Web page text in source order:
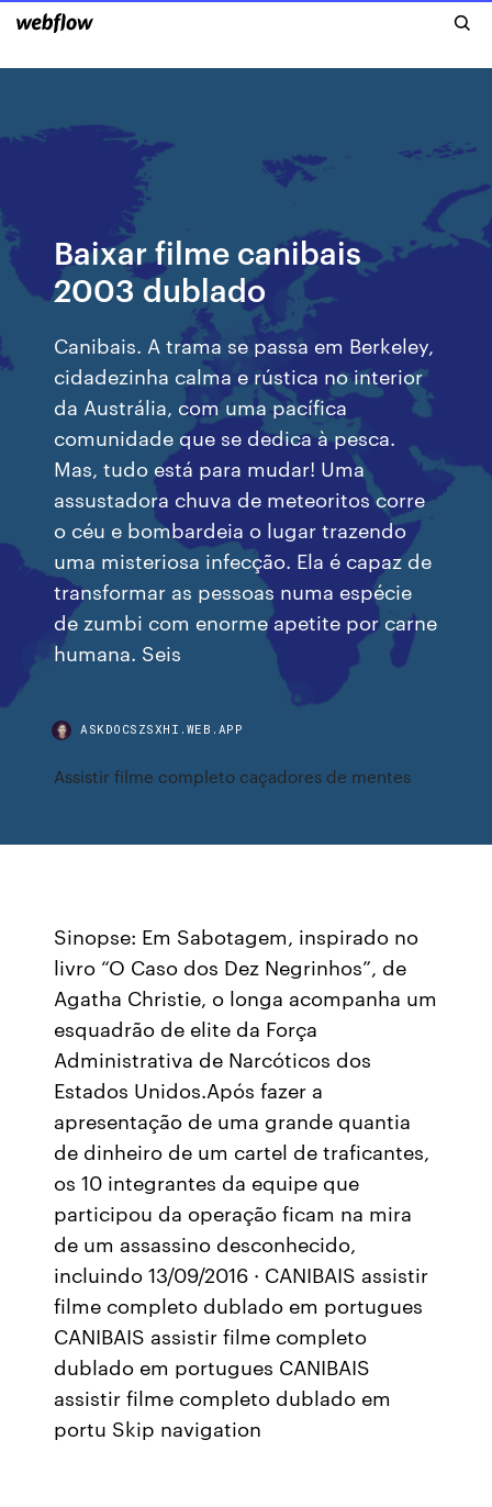
Baixar filme canibais
2003 dublado
Canibais. A trama se passa em Berkeley,
cidadezinha calma e rústica no interior
da Austrália, com uma pacífica
comunidade que se dedica à pesca.
Mas, tudo está para mudar! Uma
assustadora chuva de meteoritos corre
o céu e bombardeia o lugar trazendo
uma misteriosa infecção. Ela é capaz de
transformar as pessoas numa espécie
de zumbi com enorme apetite por carne
humana. Seis
ASKDOCSZSXHI.WEB.APP
Assistir filme completo caçadores de mentes
Sinopse: Em Sabotagem, inspirado no
livro “O Caso dos Dez Negrinhos”, de
Agatha Christie, o longa acompanha um
esquadrão de elite da Força
Administrativa de Narcóticos dos
Estados Unidos.Após fazer a
apresentação de uma grande quantia
de dinheiro de um cartel de traficantes,
os 10 integrantes da equipe que
participou da operação ficam na mira
de um assassino desconhecido,
incluindo 13/09/2016 · CANIBAIS assistir
filme completo dublado em portugues
CANIBAIS assistir filme completo
dublado em portugues CANIBAIS
assistir filme completo dublado em
portu Skip navigation